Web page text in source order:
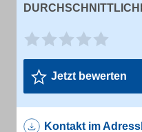
Jetzt bewerten
Kontakt im